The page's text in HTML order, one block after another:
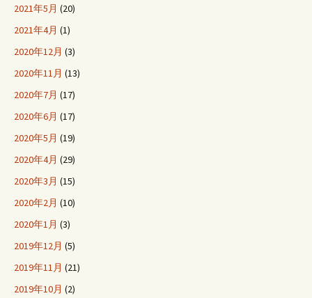
2021年5月 (20)
2021年4月 (1)
2020年12月 (3)
2020年11月 (13)
2020年7月 (17)
2020年6月 (17)
2020年5月 (19)
2020年4月 (29)
2020年3月 (15)
2020年2月 (10)
2020年1月 (3)
2019年12月 (5)
2019年11月 (21)
2019年10月 (2)